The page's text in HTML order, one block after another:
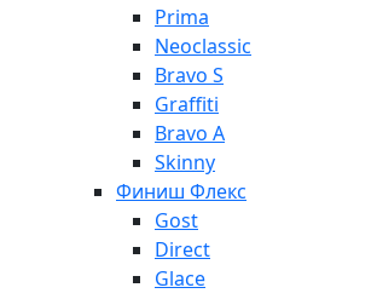
Prima
Neoclassic
Bravo S
Graffiti
Bravo A
Skinny
Финиш Флекс
Gost
Direct
Glace